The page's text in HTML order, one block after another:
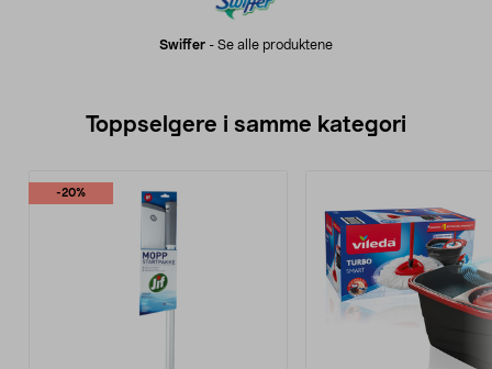
Swiffer - Se alle produktene
Toppselgere i samme kategori
-20%